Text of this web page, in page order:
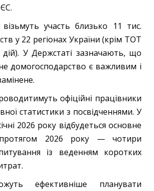
участь близько 11 тис.
у 22 регіонах України (крім ТОТ
дій). У Держстаті зазначають, що
домогосподарство є важливим і
офіційні працівники
статистики з посвідченнями. У
2026 року відбудеться основне
2026 року — чотири
із веденням коротких
ефективніше планувати